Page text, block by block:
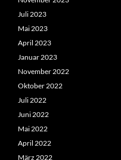
Juli 2023
Mai 2023
April 2023
Januar 2023
November 2022
Oktober 2022
Juli 2022
Juni 2022
Mai 2022
April 2022
März 2022